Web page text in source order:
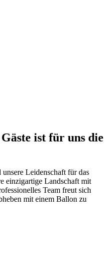
ist für uns die
Leidenschaft für das
einzigartige Landschaft mit
Team freut sich
mit einem Ballon zu